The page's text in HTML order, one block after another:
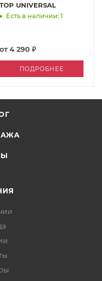
TOP UNIVERSAL
Есть в наличии: 1
от4 290 ₽
ПОДРОБНЕЕ